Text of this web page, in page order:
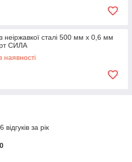
з неіржавкої сталі 500 мм х 0,6 мм
СИЛА
за рік